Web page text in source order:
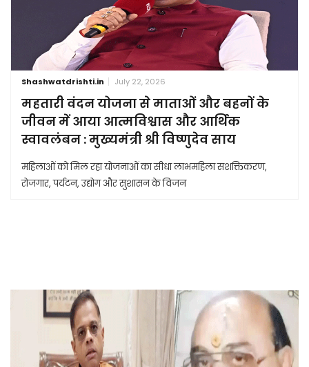
Shashwatdrishti.in July 22, 2026
महतारी वंदन योजना से माताओं और बहनों के
जीवन में आया आत्मविश्वास और आर्थिक
स्वावलंबन : मुख्यमंत्री श्री विष्णुदेव साय
महिलाओं को मिल रहा योजनाओं का सीधा लाभमहिला सशक्तिकरण,
रोजगार, पर्यटन, उद्योग और सुशासन के विजन